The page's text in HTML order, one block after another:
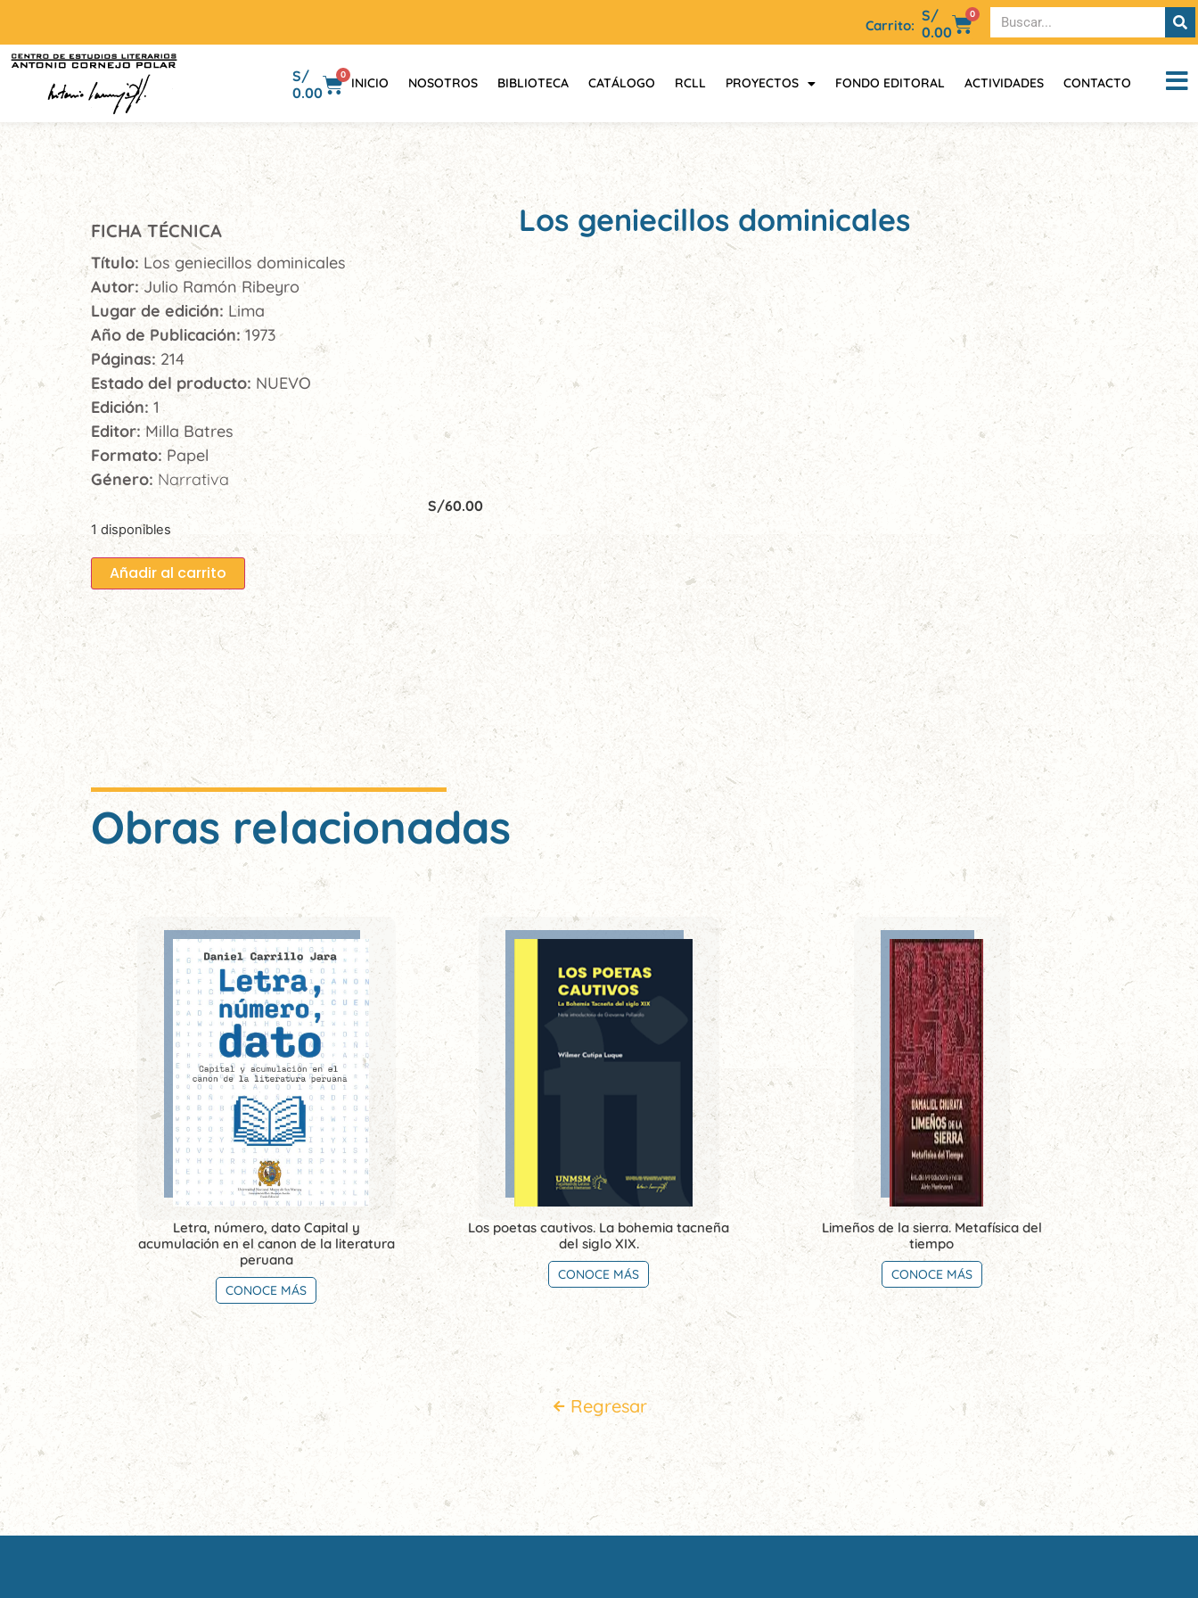
Carrito:
S/
0.00
0
S/
0.00
0
INICIO NOSOTROS BIBLIOTECA CATÁLOGO RCLL PROYECTOS FONDO EDITORAL ACTIVIDADES CONTACTO
FICHA TÉCNICA
Título: Los geniecillos dominicales
Autor:Julio Ramón Ribeyro
Lugar de edición: Lima
Año de Publicación:1973
Páginas: 214
Estado del producto: NUEVO
Edición: 1
Editor:Milla Batres
Formato: Papel
Género: Narrativa
S/60.00
1 disponibles
Añadir al carrito
Los geniecillos dominicales
Obras relacionadas
Letra, número, dato Capital y
acumulación en el canon de la literatura
peruana
CONOCE MÁS
Los poetas cautivos. La bohemia tacneña
del siglo XIX.
CONOCE MÁS
Limeños de la sierra. Metafísica del
tiempo
CONOCE MÁS
Regresar